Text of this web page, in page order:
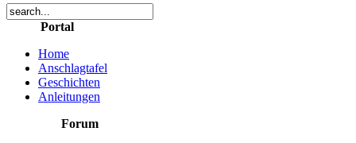
Portal
Home
Anschlagtafel
Geschichten
Anleitungen
Forum